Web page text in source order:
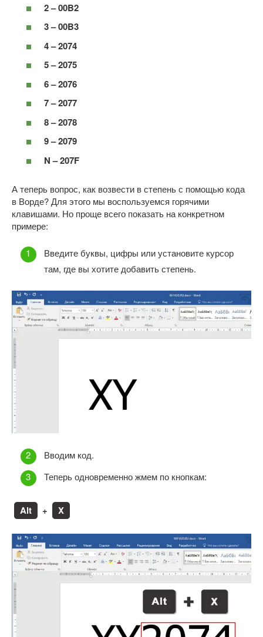
2 – 00B2
3 – 00B3
4 – 2074
5 – 2075
6 – 2076
7 – 2077
8 – 2078
9 – 2079
N – 207F
А теперь вопрос, как возвести в степень с помощью кода
в Ворде? Для этого мы воспользуемся горячими
клавишами. Но проще всего показать на конкретном
примере:
Введите буквы, цифры или установите курсор
там, где вы хотите добавить степень.
Вводим код.
Теперь одновременно жмем по кнопкам:
Alt + X